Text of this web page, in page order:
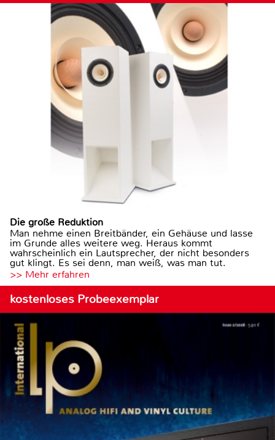
Die große Reduktion
Man nehme einen Breitbänder, ein Gehäuse und lasse
im Grunde alles weitere weg. Heraus kommt
wahrscheinlich ein Lautsprecher, der nicht besonders
gut klingt. Es sei denn, man weiß, was man tut.
>> Mehr erfahren
kostenloses Probeexemplar